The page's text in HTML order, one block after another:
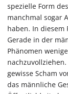
spezielle Form
manchmal sogar
haben. In diesem
Gerade in der
Phänomen
gewisse Scham
das männliche